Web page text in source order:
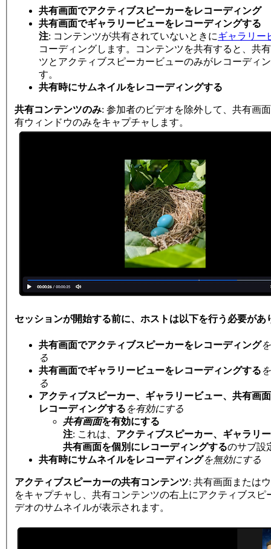
共有画面でアクティブスピーカーをレコーディング
共有画面でギャラリービューをレコーディングする
注: コンテンツが共有されていないときにギャラリー
コーディングします。コンテンツを共有すると、共
ツとアクティブスピーカービューのみがレコーディ
す。
共有時にサムネイルをレコーディングする
共有コンテンツのみ: 参加者のビデオを除外して、共有画
有ウィンドウのみをキャプチャします。
セッションが開始する前に、ホストは以下を行う必要があ
共有画面でアクティブスピーカーをレコーディング
る
共有画面でギャラリービューをレコーディングする
る
アクティブスピーカー、ギャラリービュー、共有画
レコーディングするを有効にする
共有画面を有効にする
注: これは、 アクティブスピーカー、ギャラリ
共有画面を個別にレコーディングするのサブ設
共有時にサムネイルをレコーディングを無効にする
アクティブスピーカーの共有コンテンツ: 共有画面または
をキャプチャし、共有コンテンツの右上にアクティブスピ
デオのサムネイルが表示されます。